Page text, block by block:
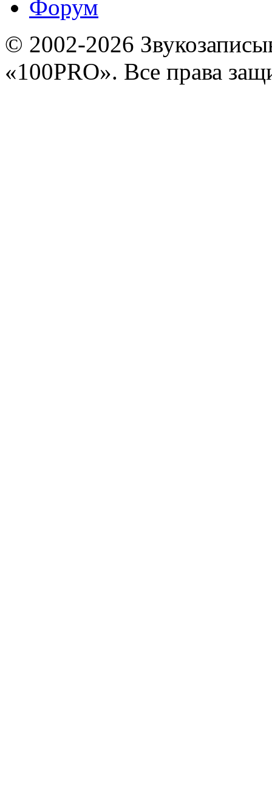
Форум
© 2002-2026
«100PRO». Все права